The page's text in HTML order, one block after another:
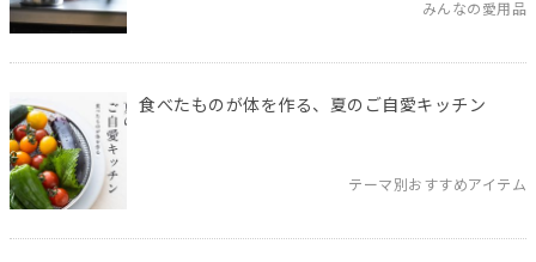
みんなの愛用品
食べたものが体を作る、夏のご自愛キッチン
テーマ別おすすめアイテム